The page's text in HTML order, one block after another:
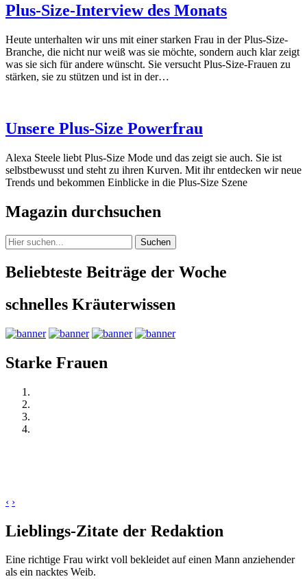
Plus-Size-Interview des Monats
Heute unterhalten wir uns mit einer starken Frau in der Plus-Size-
Branche, die nicht nur weiß was sie möchte, sondern auch klar zeigt
was sie sich für andere wünscht. Sie versucht Plus-Size-Frauen zu
stärken, sie zu stützen und ist in der…
Unsere Plus-Size Powerfrau
Alexa Steele liebt Plus-Size Mode und das zeigt sie auch. Sie ist
selbstbewusst und steht zu ihren Kurven. Mit ihr entdecken wir neue
Trends und bekommen Einblicke in die Plus-Size Szene
Magazin durchsuchen
Suchen
Beliebteste Beiträge der Woche
schnelles Kräuterwissen
Starke Frauen
‹ ›
Lieblings-Zitate der Redaktion
Eine richtige Frau wirkt voll bekleidet auf einen Mann anziehender
als ein nacktes Weib.